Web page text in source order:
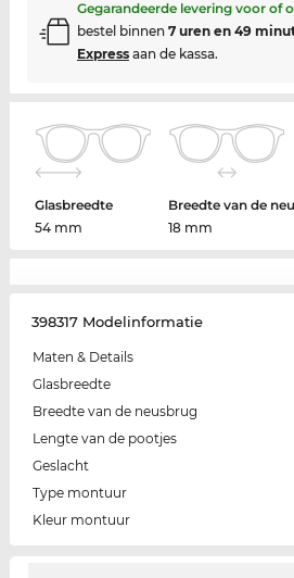
Gegarandeerde levering voor of
bestel binnen 7 uren en 49
Expressaan de kassa.
Glasbreedte
54 mm
Breedte van de
18 mm
398317 Modelinformatie
Maten & Details
Glasbreedte
Breedte van de neusbrug
Lengte van de pootjes
Geslacht
Type montuur
Kleur montuur